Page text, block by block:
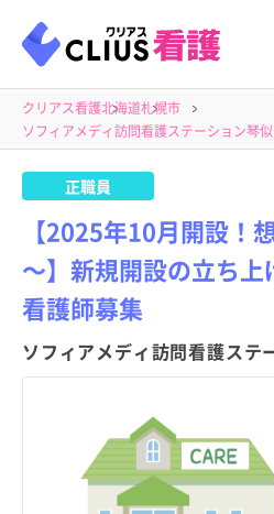
クリアス看護北海道札幌市
ソフィアメディ訪問看護ステーション琴似
正職員
【2025年10月開設！
～】新規開設の立ち
看護師募集
ソフィアメディ訪問看護ステ